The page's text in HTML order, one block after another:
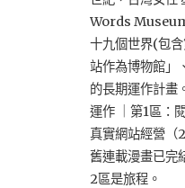
Words
十九個世界(包
站作為博物館」
的長期運作計畫
運作 ｜第1區：
真實網站經營（
舊連載漫畫已完
2區是旅程。